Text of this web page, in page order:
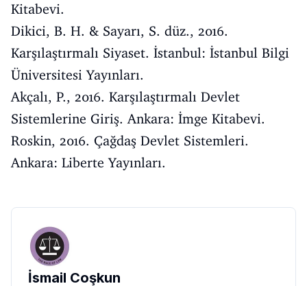
Kitabevi.
Dikici, B. H. & Sayarı, S. düz., 2016.
Karşılaştırmalı Siyaset. İstanbul: İstanbul Bilgi
Üniversitesi Yayınları.
Akçalı, P., 2016. Karşılaştırmalı Devlet
Sistemlerine Giriş. Ankara: İmge Kitabevi.
Roskin, 2016. Çağdaş Devlet Sistemleri.
Ankara: Liberte Yayınları.
İsmail Coşkun